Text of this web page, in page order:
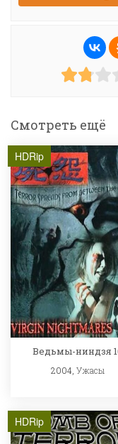
Смотреть ещё
HDRip
Ведьмы-ниндзя
2004, Ужасы
HDRip